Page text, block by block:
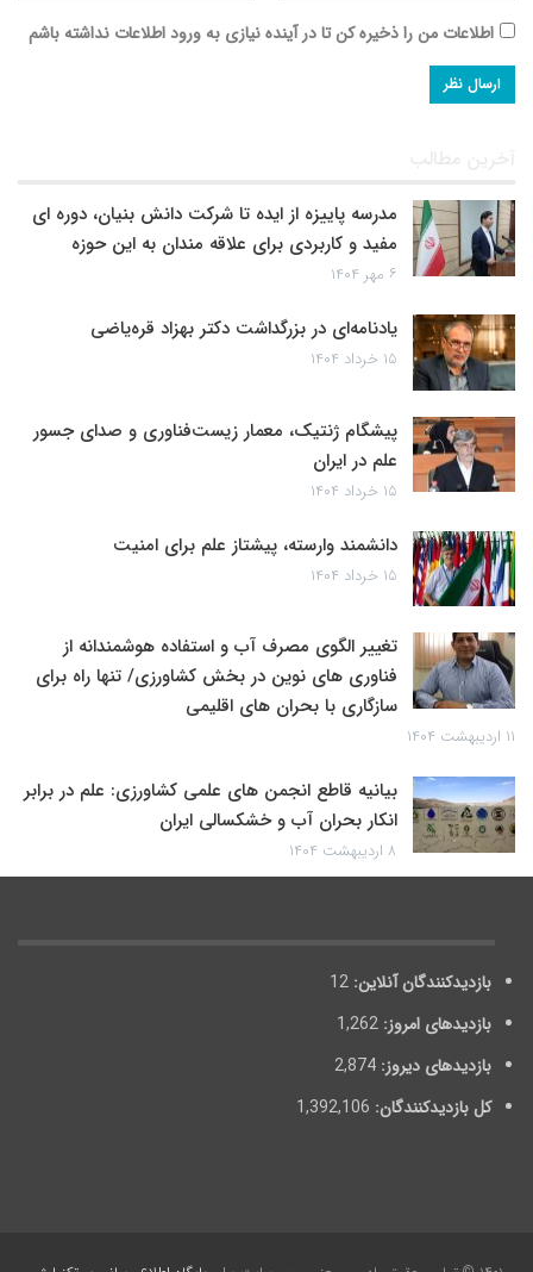
اطلاعات من را ذخیره کن تا در آینده نیازی به ورود اطلاعات نداشته باشم
آخرین مطالب
مدرسه پاییزه از ایده تا شرکت دانش بنیان، دوره ای
مفید و کاربردی برای علاقه مندان به این حوزه
۶ مهر ۱۴۰۴
یادنامه‌ای در بزرگداشت دکتر بهزاد قره‌یاضی
۱۵ خرداد ۱۴۰۴
پیشگام ژنتیک، معمار زیست‌فناوری و صدای جسور
علم در ایران
۱۵ خرداد ۱۴۰۴
دانشمند وارسته، پیشتاز علم برای امنیت
۱۵ خرداد ۱۴۰۴
تغییر الگوی مصرف آب و استفاده هوشمندانه از
فناوری های نوین در بخش کشاورزی/ تنها راه برای
سازگاری با بحران های اقلیمی
۱۱ اردیبهشت ۱۴۰۴
بیانیه قاطع انجمن های علمی کشاورزی: علم در برابر
انکار بحران آب و خشکسالی ایران
۸ اردیبهشت ۱۴۰۴
بازدیدکنندگان آنلاین: 12
بازدیدهای امروز: 1,262
بازدیدهای دیروز: 2,874
کل بازدیدکنند‌گان: 1,392,106